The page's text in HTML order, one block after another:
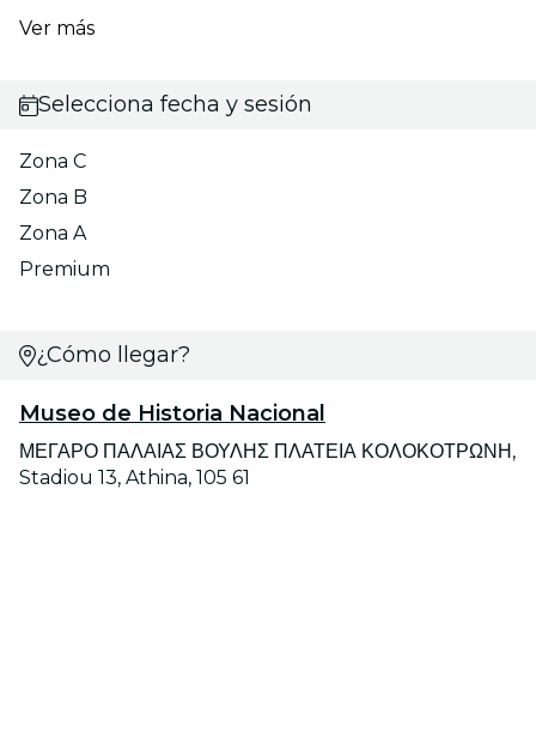
Ver más
Selecciona fecha y sesión
Zona C
Zona B
Zona A
Premium
¿Cómo llegar?
Museo de Historia Nacional
ΜΕΓΑΡΟ ΠΑΛΑΙΑΣ ΒΟΥΛΗΣ ΠΛΑΤΕΙΑ ΚΟΛΟΚΟΤΡΩΝΗ,
Stadiou 13, Athina, 105 61